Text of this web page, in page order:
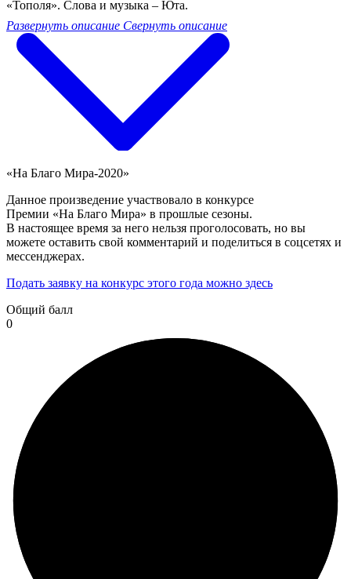
«Тополя». Слова и музыка – Юта.
Развернуть описание Свернуть описание
«На Благо Мира-2020»
Данное произведение участвовало в конкурсе
Премии «На Благо Мира» в прошлые сезоны.
В настоящее время за него нельзя проголосовать, но вы
можете оставить свой комментарий и поделиться в соцсетях и
мессенджерах.
Подать заявку на конкурс этого года можно здесь
Общий балл
0